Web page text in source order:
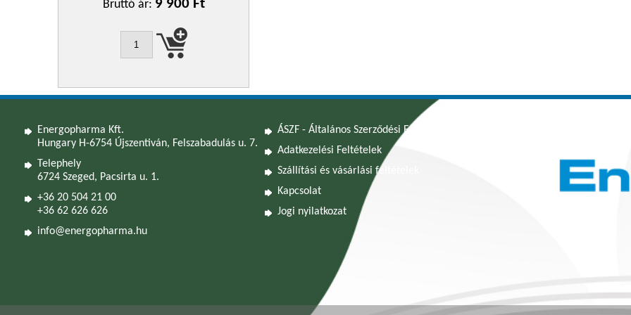
Bruttó ár: 9 900 Ft
Energopharma Kft.
Hungary H-6754 Újszentiván, Felszabadulás u. 7.
Telephely
6724 Szeged, Pacsirta u. 1.
+36 20 504 21 00
+36 62 626 626
info@energopharma.hu
ÁSZF - Általános Szerződési Feltételek
Adatkezelési Feltételek
Szállítási és vásárlási feltételek
Kapcsolat
Jogi nyilatkozat